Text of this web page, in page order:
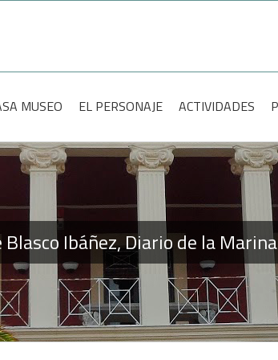
MUSEO
EL PERSONAJE ACTIVIDADES
Ibáñez, Diario de la